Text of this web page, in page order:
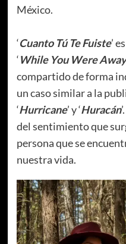
México.
‘Cuanto Tú Te Fuiste’
‘While You Were Away
compartido de forma
un caso similar a la
‘Hurricane’ y ‘Huracán
del sentimiento que
persona que se
nuestra vida.